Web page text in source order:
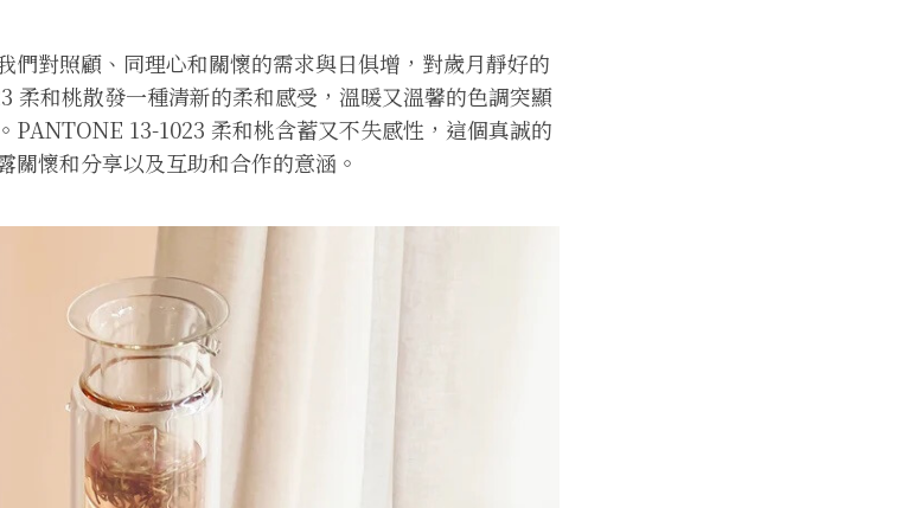
們對照顧、同理心和關懷的需求與日俱增，對歲月靜好的
柔和桃散發一種清新的柔和感受，溫暖又溫馨的色調突顯
PANTONE 13-1023 柔和桃含蓄又不失感性，這個真誠的
關懷和分享以及互助和合作的意涵。